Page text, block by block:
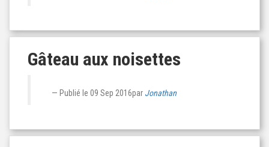
Gâteau aux noisettes
Publié le 09 Sep 2016par Jonathan